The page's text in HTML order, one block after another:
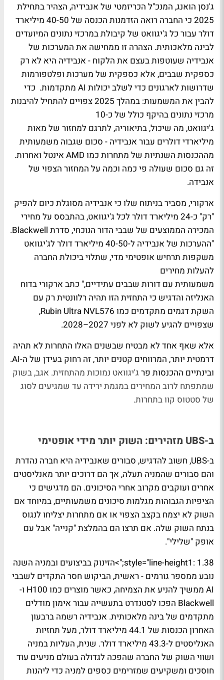
ג'נסן הואנג, המנכ"ל הכריזמטי של אנבידיה, הצהיר בתחילת
2025 כי החברה רואה הזדמנות הכנסה של 40-50 מיליארד
דולר עבור כל ג'יגוואט של קיבולת במרכזי נתונים המיועדים
לבינה מלאכותית. הצהרה זו ממחישה את המערכות של
אנבידיה שעוטפות בעצם את הלקוח - אנבידיה היא לא רק
כספקית שבבים, אלא כספקית של מערכות ופלטפורמות
שדרושות לארגונים כדי לשלב יכולות AI מתקדמות. כדי
להבין את המשמעות: במהלך 2025 צפויים להתחיל להיבנות
מרכזי נתונים בהיקף כולל של כ-10
ג'יגוואט, מה שיכול, בתיאוריה, לתרגם למחזור של מאות
מיליארדי דולרים עבור אנבידיה - סכום שגבוה משמעותית
מההכנסות השנתיות של מתחרות כמו AMD אינטל ואחרות.
זה גם סכום שעולה פי כמה וכמה על המחזור הצפוי של
אנבידה.
ארקורי, מסביר בניתוח שלו כי אנבידיה מסוגלת כיום להפיק
"רק" כ-24 מיליארד דולר לכל ג'יגוואט, בהתבסס על מחירי
המכירה הממוצעים של שבבי הדור הנוכחי, סדרת Blackwell.
"ההערכות של אנבידיה ל-40-50 מיליארד דולר לג'יגוואט
משקפות תרחיש אופטימי מדי, שתלוי ביכולת החברה
להעלות מחירים
משמעותית עם דורות שבבים עתידיים," כתב ארקורי בדוח
האנליזה והדגיש כי התחזית הזו תהיה רלוונטית רק עם
השקת דגמים מתקדמים כמו Rubin Ultra NVL576,
שצפויים להגיע לשוק לא לפני 2027–2028.
אלא שאף אחד לא מבטיח שבשנים האלו התחרות לא תהיה
דרמטית יותר, המרווחים קטנים יותר, זה רחוק בעידן של ה-AI.
ובינתיים ההכנסות פר ג'יגוואט נמוכות מהתחזית. אגב, בשוק
שמתפתח לרוב המחירים במגמת ירידה עד שמגיעים לסוג
של סטטוס קוו בתחרות.
ב-UBS מזהירים: השוק יותר מידי אופטימי
ב-UBS, חשוב להדגיש, סבורים שאנבידיה היא חברה נהדרת
והם סבורים שהמניה תעלה, אך הם דרוכים יותר מאנליסטים
אחרים ועוקבים מקרוב אחרי הסיכונים. הם מדגישים כי
הציפיות הגבוהות מגלמות סיכונים משמעותיים, במיוחד אם
השוק לא יצמח בקצב הצפוי או אם מתחרות יצליחו לנגוס
בנתח השוק שלה. אם תרצו הם בהמלצת "קנייה" אבל עם
אופק "שלילי".
style="line-height1: 1.38;">הזינוק בביצועים ובמניה השנה
נובע ממספר גורמים - ראשית, הביקוש חסר התקדים לשבבי
AI ממשיך להניע את הצמיחה, כאשר מוצרים כמו H100 ו-
Blackwell הפכו לסטנדרט בתעשייה עבור אימון מודלים
מתקדמים של בינה מלאכותית. אנבידיה רשמה ברבעון
האחרון הכנסות של 44.1 מיליארד דולר, מעל תחזיות
האנליסטים ל-43.3 מיליארד דולר. שנית, העליות במניה
ושווי השוק של החברה שהפכה לגדולה בעולם מניעים עוד
חוסכים ומשקיעים שמזרימים כספים למניה כדי ליהנות